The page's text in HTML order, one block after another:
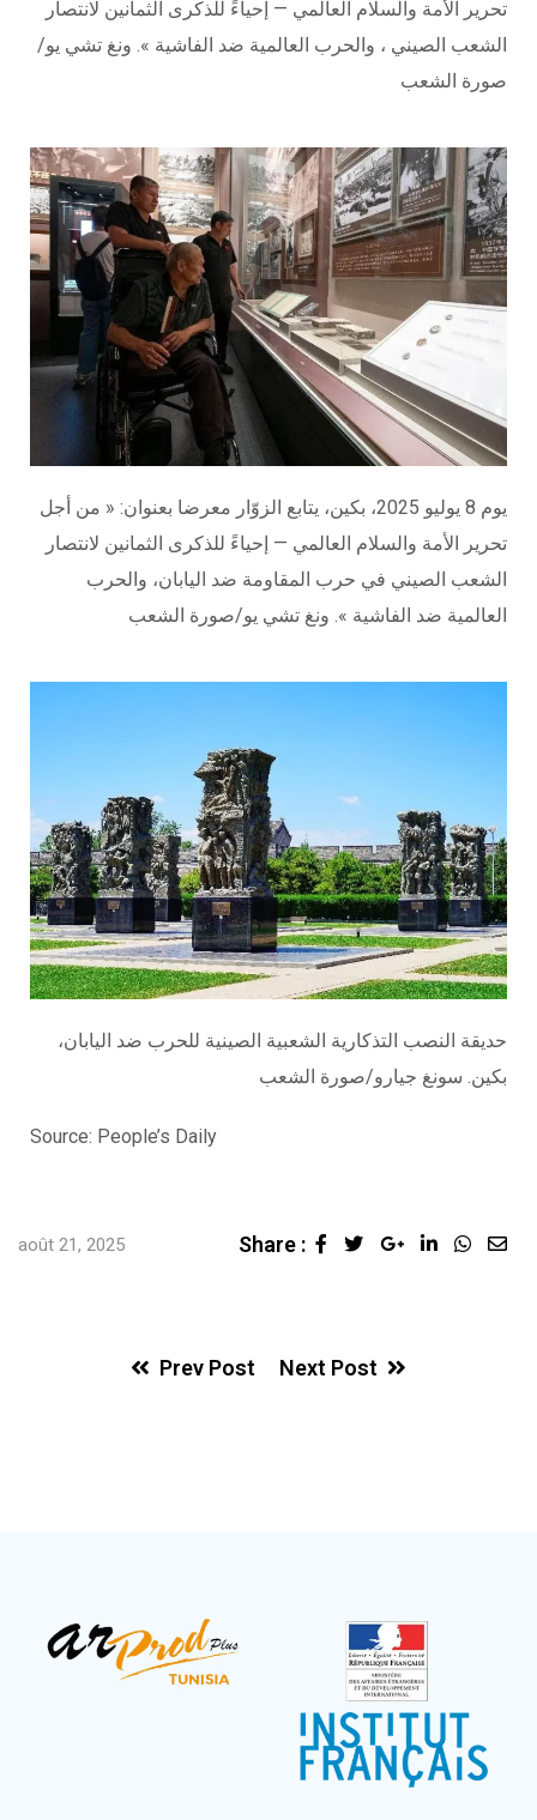
تحرير الأمة والسلام العالمي — إحياءً للذكرى الثمانين لانتصار
الشعب الصيني ، والحرب العالمية ضد الفاشية ». ونغ تشي يو/
صورة الشعب
يوم 8 يوليو 2025، بكين، يتابع الزوّار معرضا بعنوان: « من أجل
تحرير الأمة والسلام العالمي — إحياءً للذكرى الثمانين لانتصار
الشعب الصيني في حرب المقاومة ضد اليابان، والحرب
العالمية ضد الفاشية ». ونغ تشي يو/صورة الشعب
حديقة النصب التذكارية الشعبية الصينية للحرب ضد اليابان،
بكين. سونغ جيارو/صورة الشعب
Source: People’s Daily
août 21, 2025 Share :
Prev Post Next Post